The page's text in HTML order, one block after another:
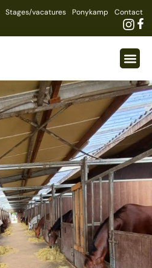
Stages/vacatures Ponykamp Contact